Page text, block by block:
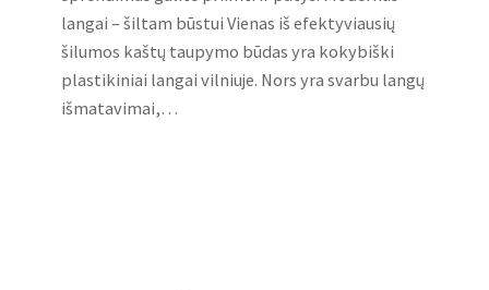
langai – šiltam būstui Vienas iš efektyviausių
šilumos kaštų taupymo būdas yra kokybiški
plastikiniai langai vilniuje. Nors yra svarbu langų
išmatavimai,…